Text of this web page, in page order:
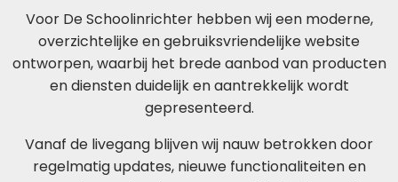
Voor De Schoolinrichter hebben wij een moderne,
overzichtelijke en gebruiksvriendelijke website
ontworpen, waarbij het brede aanbod van producten
en diensten duidelijk en aantrekkelijk wordt
gepresenteerd.
Vanaf de livegang blijven wij nauw betrokken door
regelmatig updates, nieuwe functionaliteiten en